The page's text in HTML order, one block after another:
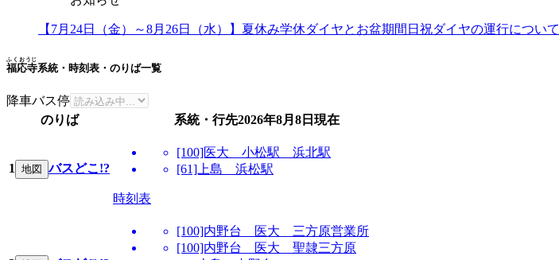
【7月24日（金）～8月26日（水）】夏休み学休ダイヤとお盆期間日祝ダイヤの運行について
福応寺
ふくおうじ
系統・時刻表・のりば一覧
降車バス停
のりば
系統・行先2026年8月8日 現在
1 地図 バスどこ!?
[100]医大 小松駅 浜北駅
[61]上島 浜松駅
時刻表
[100]内野台 医大 三方原営業所
[100]内野台 医大 聖隷三方原